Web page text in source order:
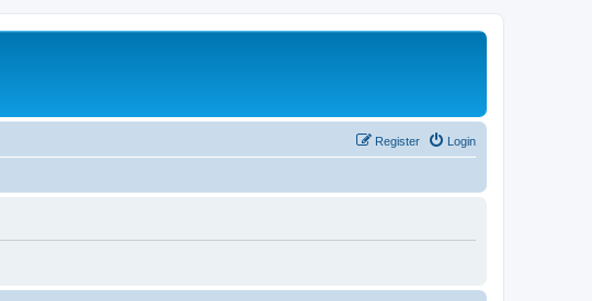
Login
Register